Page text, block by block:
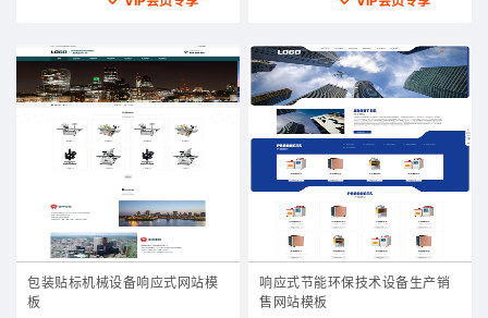
包装贴标机械设备响应式网站模
板
响应式节能环保技术设备生产销
售网站模板